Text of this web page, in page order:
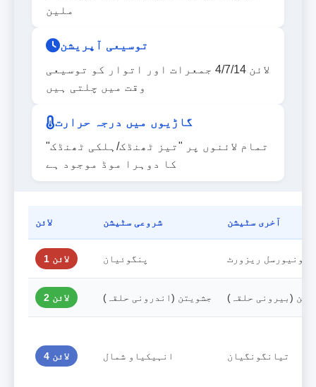
ملین
توسیعی آپریشن
لائن 4/7/14 جمعرات اور اتوار کو توسیعی
وقت میں چلتی ہیں
گاڑیوں میں درجہ حرارت
تمام لائنوں پر "تیز ٹھنڈک/ہلکی ٹھنڈک"
کا دوہرا موڈ موجود ہے
لائن شروعی سٹیشن آخری سٹیشن
لائن 1 پنگوئیان یونیورسل ریزورٹ
لائن 2 جشویتن (اندرونی حلقہ) (بیرونی حلقہ)
لائن 4 انہیکیاو شمال تیانگونگیان